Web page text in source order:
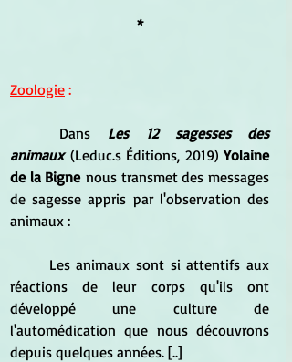
*
Zoologie :
Dans Les 12 sagesses des
animaux (Leduc.s Éditions, 2019) Yolaine
de la Bigne nous transmet des messages
de sagesse appris par l'observation des
animaux :
réactions de leur corps qu'ils ont
développé une culture de
l'automédication que nous découvrons
depuis quelques années. [..]